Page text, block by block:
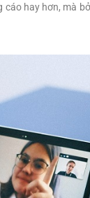
hay hơn, mà